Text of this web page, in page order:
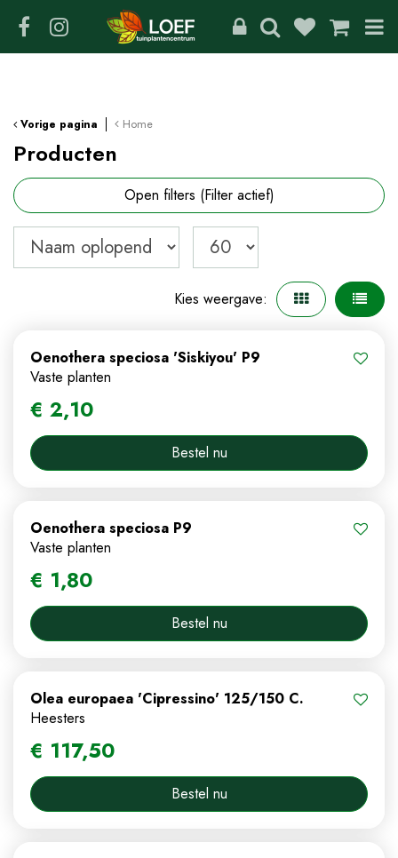
Vorige pagina Home
Producten
Open filters (Filter actief)
Kies weergave:
Oenothera speciosa 'Siskiyou' P9
Vaste planten
€ 2,10
Bestel nu
Oenothera speciosa P9
Vaste planten
€ 1,80
Bestel nu
Olea europaea 'Cipressino' 125/150 C.
Heesters
€ 117,50
Bestel nu